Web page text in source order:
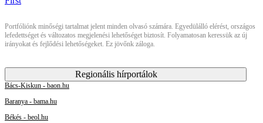
Portfóliónk minőségi tartalmat jelent minden olvasó számára. Egyedülálló elérést, országos
lefedettséget és változatos megjelenési lehetőséget biztosít. Folyamatosan keressük az új
irányokat és fejlődési lehetőségeket. Ez jövőnk záloga.
Regionális hírportálok
Bács-Kiskun - baon.hu
Baranya - bama.hu
Békés - beol.hu